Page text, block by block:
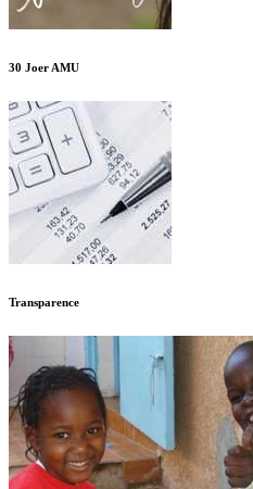
30 Joer AMU
Transparence